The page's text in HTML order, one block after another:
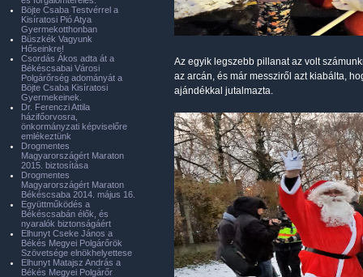
Az egyik legszebb pillanat az volt
az arcán, és már messziről azt kiabálta,
ajándékkal jutalmazta.
Böjte Csaba Testvérrel a
Kisíratosi Pió Atya
Gyermekotthonban
Büszkék Vagyunk
Hőseinkre!
Csordás Ákos adta át a
Békéscsabai Városi
Polgárőrség adományát a
Böjte Csaba Kisíratosi
Gyermekeinek.
Dr. Ferenczi Attila
házifőorvosra,
önkormányzati képviselőre
emlékeztünk
Drogmentes
Magyarországért Maraton
2015. biztosítása
Drogmentes
Magyarországért Maraton
Békéscsaba 2014. május 16.
Együttműködés a
Békéscsabán élők, és
nyaralók biztonságáért
Elhunyt Cseke János a
Békés Megyei Polgárőrök
Szövetsége elnökhelyettese
Elhunyt Matajsz András a
Békés Megyei Polgárőr